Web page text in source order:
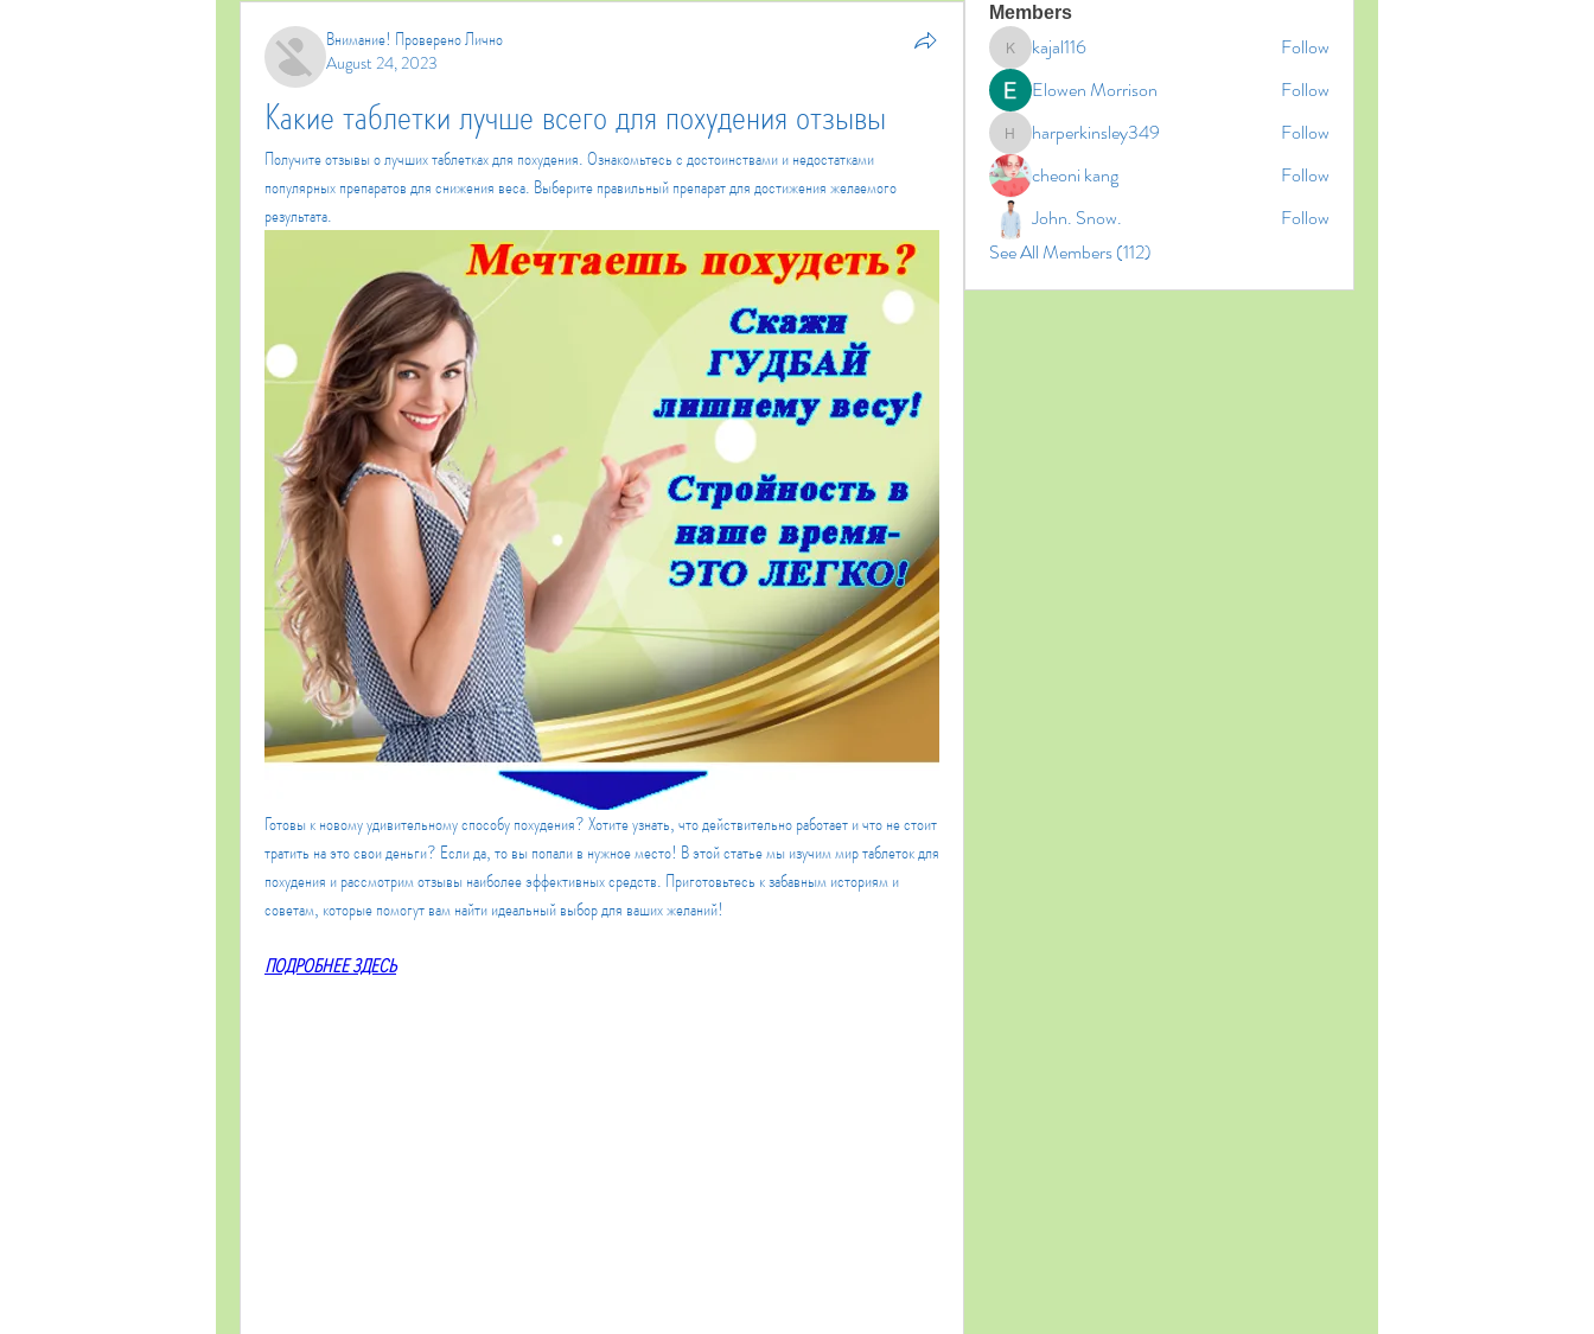
Внимание! Проверено Лично
August 24, 2023
Какие таблетки лучше всего для похудения отзывы
Получите отзывы о лучших таблетках для похудения. Ознакомьтесь с достоинствами и недостатками
популярных препаратов для снижения веса. Выберите правильный препарат для достижения желаемого
результата.
Готовы к новому удивительному способу похудения? Хотите узнать, что действительно работает и что не стоит
тратить на это свои деньги? Если да, то вы попали в нужное место! В этой статье мы изучим мир таблеток для
похудения и рассмотрим отзывы наиболее эффективных средств. Приготовьтесь к забавным историям и
советам, которые помогут вам найти идеальный выбор для ваших желаний!
ПОДРОБНЕЕ ЗДЕСЬ
Members
kajal116
kajal116
Follow
Elowen Morrison
Follow
harperkinsley349
harperkinsley349
Follow
cheoni kang
Follow
John. Snow.
Follow
See All Members (112)